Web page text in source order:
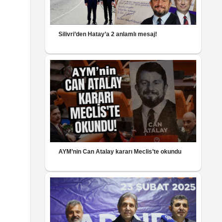
Silivri’den Hatay’a 2 anlamlı mesaj!
AYM’nin Can Atalay kararı Meclis’te okundu